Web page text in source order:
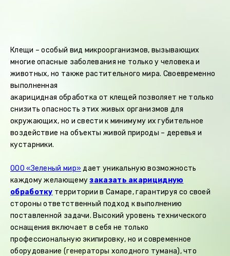
Клещи – особый вид микроорганизмов, вызывающих
многие опасные заболевания не только у человека и
животных, но также растительного мира. Своевременно
выполненная
акарицидная обработка от клещей позволяет не только
снизить опасность этих живых организмов для
окружающих, но и свести к минимуму их губительное
воздействие на объекты живой природы – деревья и
кустарники.
ООО «Зеленый мир» дает уникальную возможность
каждому желающемузаказать акарицидную
обработку территории в Самаре, гарантируя со своей
стороны ответственный подход к выполнению
поставленной задачи. Высокий уровень технического
оснащения включает в себя не только
профессиональную экипировку, но и современное
оборудование (генераторы холодного тумана), что